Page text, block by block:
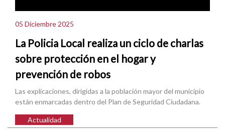
05 Diciembre 2025
La Policia Local realiza un ciclo de charlas
sobre protección en el hogar y
prevención de robos
Las explicaciones, dirigidas a la población mayor del municipio
están enmarcadas dentro del Plan de Seguridad Ciudadana.
Actualidad